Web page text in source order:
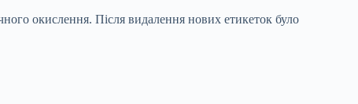
окислення. Після видалення нових етикеток було